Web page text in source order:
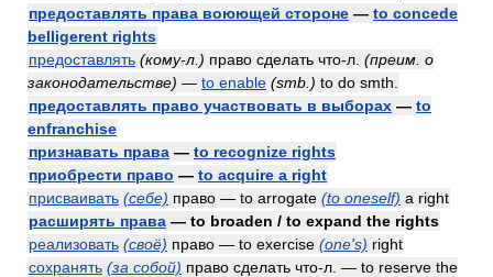
предоставлять права воюющей стороне — to concede
belligerent rights
предоставлять (кому-л.) право сделать что-л. (преим. о
законодательстве) — to enable (smb.) to do smth.
предоставлять право участвовать в выборах — to
enfranchise
признавать права — to recognize rights
приобрести право — to acquire a right
присваивать (себе) право — to arrogate (to oneself) a right
расширять права — to broaden / to expand the rights
реализовать (своё) право — to exercise (one's) right
сохранять (за собой) право сделать что-л. — to reserve the